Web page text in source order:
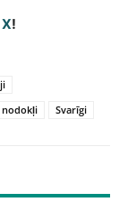
X!
nodokļi
Svarīgi